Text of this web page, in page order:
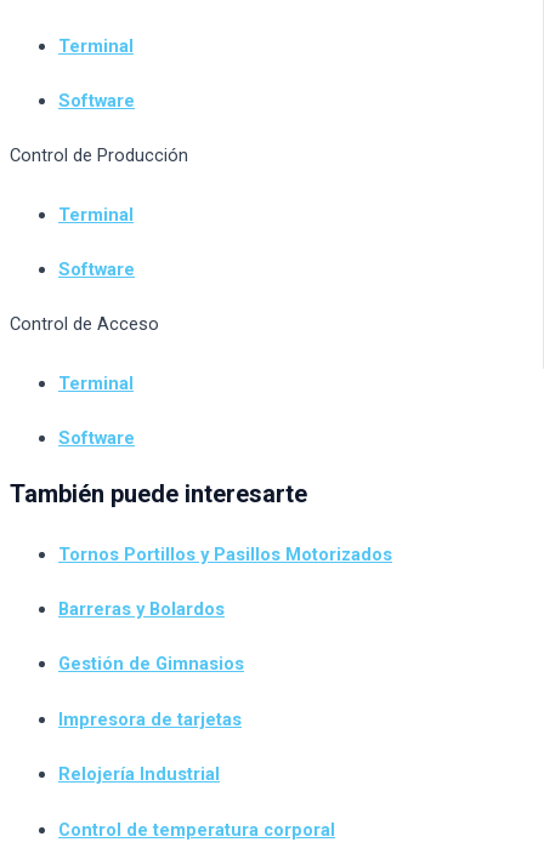
Terminal
Software
Control de Producción
Terminal
Software
Control de Acceso
Terminal
Software
También puede interesarte
Tornos Portillos y Pasillos Motorizados
Barreras y Bolardos
Gestión de Gimnasios
Impresora de tarjetas
Relojería Industrial
Control de temperatura corporal